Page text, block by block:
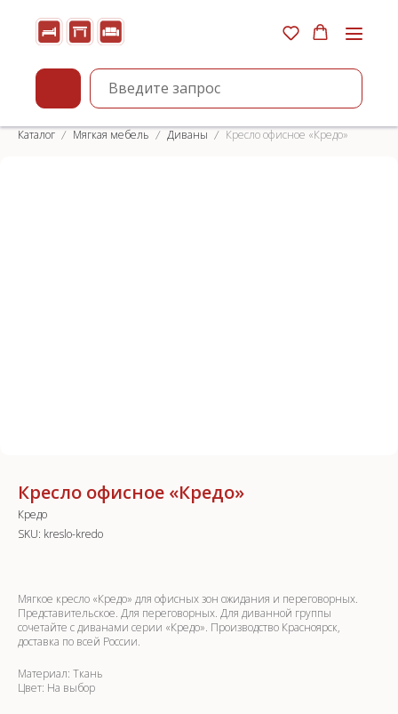
Каталог Мягкая мебель Диваны Кресло офисное «Кредо»
Кресло офисное «Кредо»
Кредо
SKU: kreslo-kredo
Мягкое кресло «Кредо» для офисных зон ожидания и переговорных.
Представительское. Для переговорных. Для диванной группы
сочетайте с диванами серии «Кредо». Производство Красноярск,
доставка по всей России.
Материал: Ткань
Цвет: На выбор